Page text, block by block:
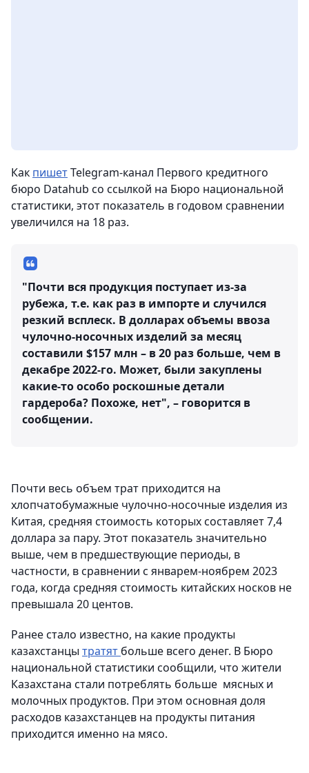
Как пишетTelegram-канал Первого кредитного
бюро Datahub со ссылкой на Бюро национальной
статистики, этот показатель в годовом сравнении
увеличился на 18 раз.
"Почти вся продукция поступает из-за
рубежа, т.е. как раз в импорте и случился
резкий всплеск. В долларах объемы ввоза
чулочно-носочных изделий за месяц
составили $157 млн – в 20 раз больше, чем в
декабре 2022-го. Может, были закуплены
какие-то особо роскошные детали
гардероба? Похоже, нет", – говорится в
сообщении.
Почти весь объем трат приходится на
хлопчатобумажные чулочно-носочные изделия из
Китая, средняя стоимость которых составляет 7,4
доллара за пару. Этот показатель значительно
выше, чем в предшествующие периоды, в
частности, в сравнении с январем-ноябрем 2023
года, когда средняя стоимость китайских носков не
превышала 20 центов.
Ранее стало известно, на какие продукты
казахстанцы тратят больше всего денег. В Бюро
национальной статистики сообщили, что жители
Казахстана стали потреблять больше мясных и
молочных продуктов. При этом основная доля
расходов казахстанцев на продукты питания
приходится именно на мясо.